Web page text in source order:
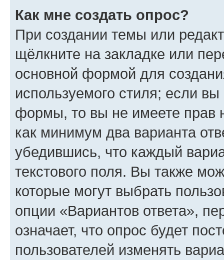
Как мне создать опрос?
При создании темы или
щёлкните на закладке или
основной формой для
используемого стиля; если
формы, то вы не имеете прав
как минимум два варианта
убедившись, что каждый
текстового поля. Вы также
которые могут выбрать
опции «Вариантов ответа»,
означает, что опрос будет
пользователей изменять